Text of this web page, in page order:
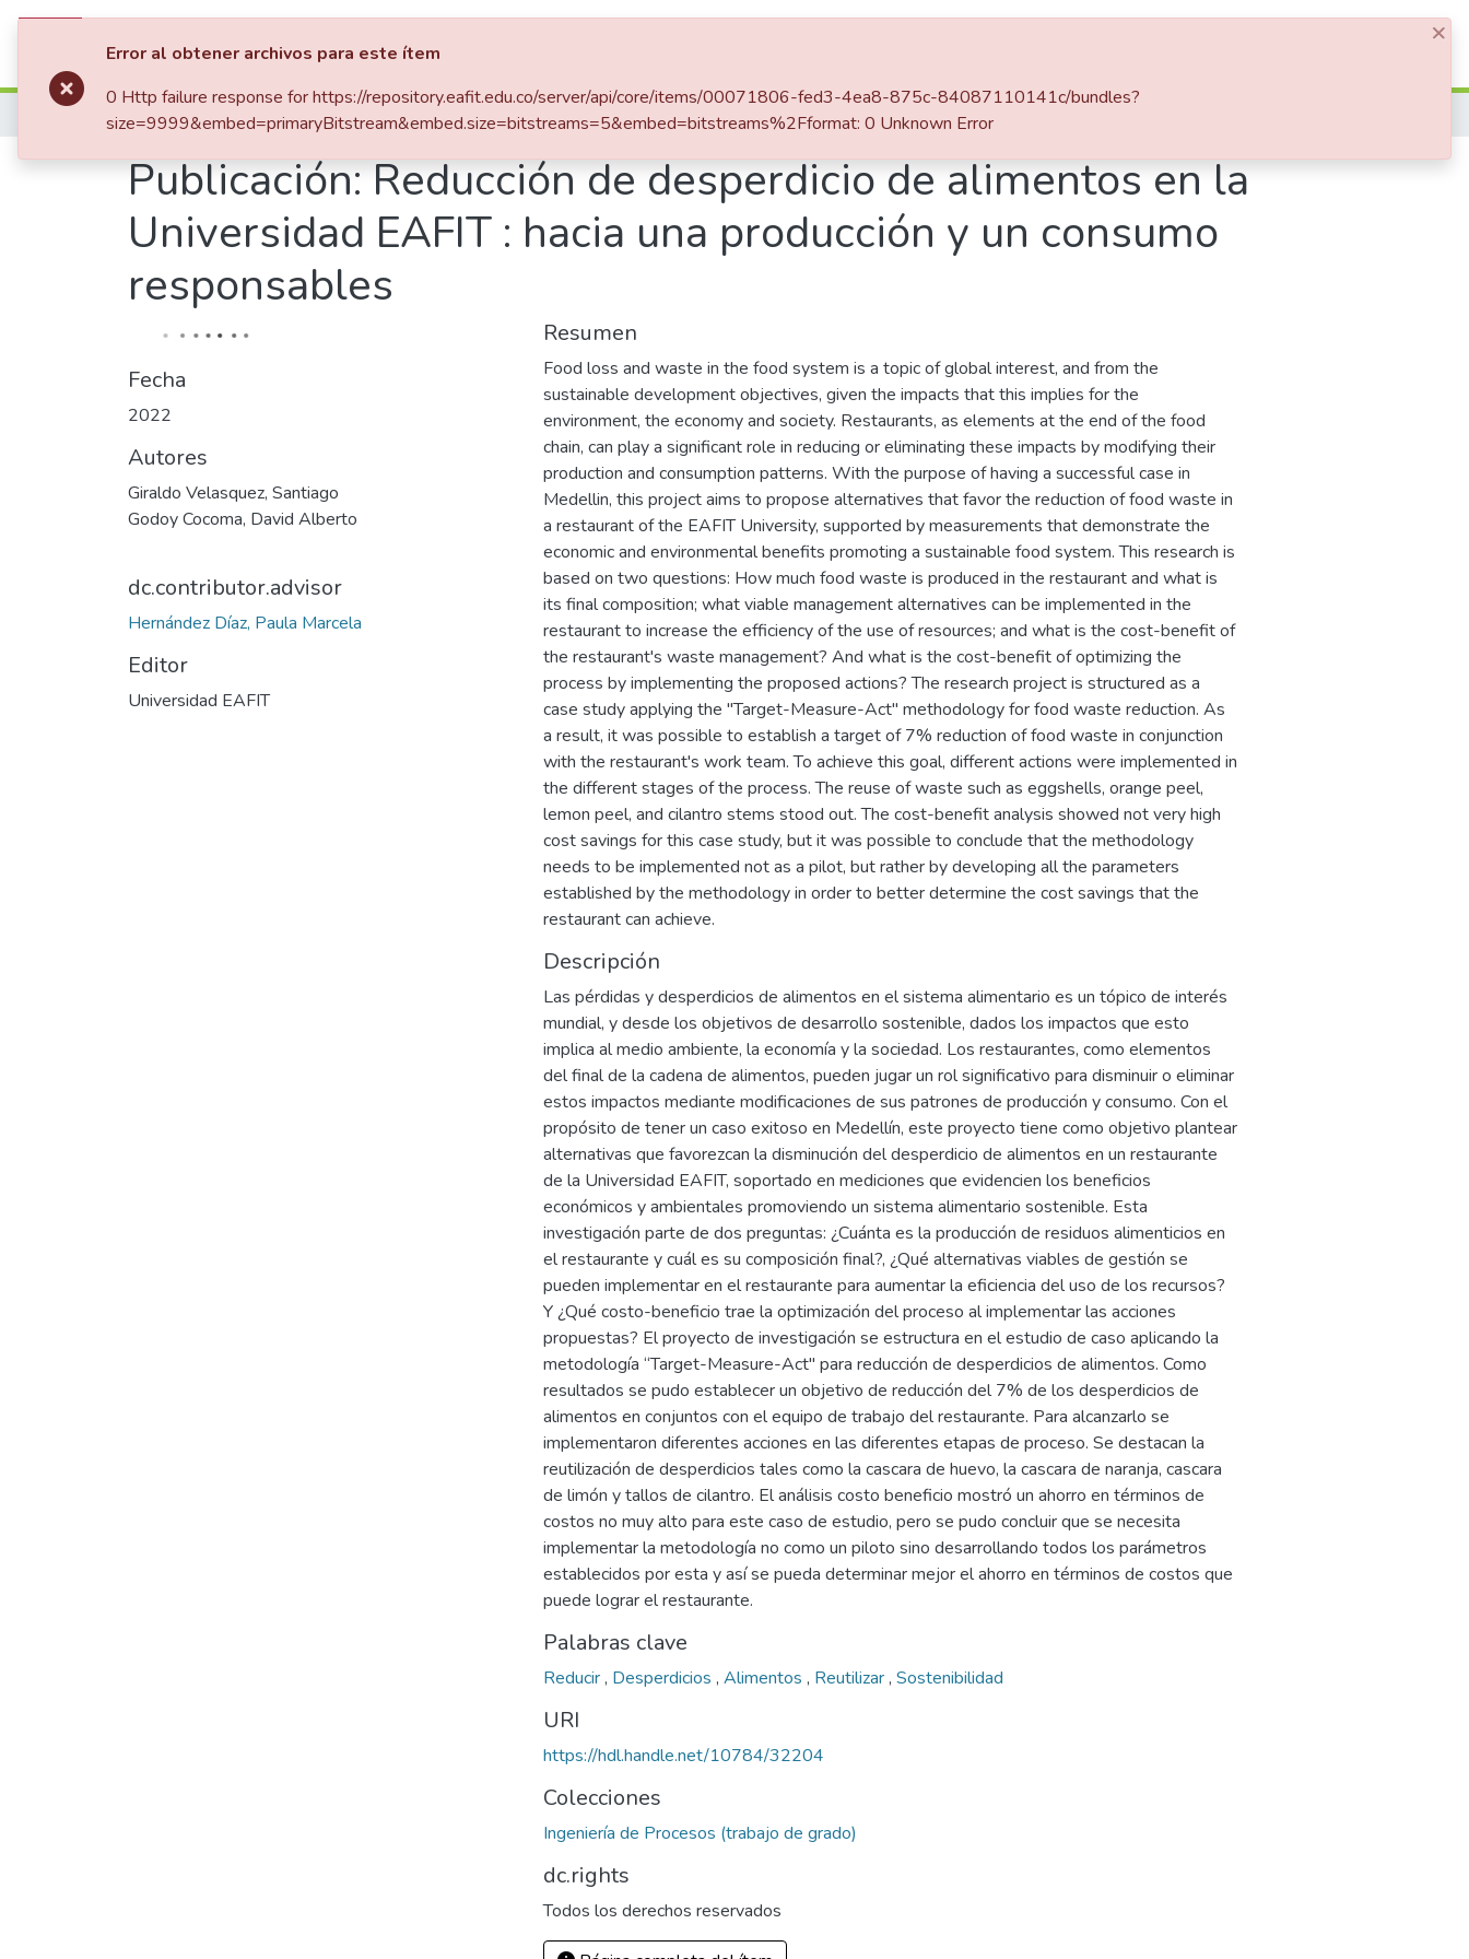
Comunidades Listar por
Inicio
Publicación:Reducción de desperdicio de alimentos en la
Universidad EAFIT : hacia una producción y un consumo
responsables
Fecha
2022
Autores
Giraldo Velasquez, Santiago
Godoy Cocoma, David Alberto
dc.contributor.advisor
Hernández Díaz, Paula Marcela
Editor
Universidad EAFIT
Resumen
Food loss and waste in the food system is a topic of global interest, and from the
sustainable development objectives, given the impacts that this implies for the
environment, the economy and society. Restaurants, as elements at the end of the food
chain, can play a significant role in reducing or eliminating these impacts by modifying their
production and consumption patterns. With the purpose of having a successful case in
Medellin, this project aims to propose alternatives that favor the reduction of food waste in
a restaurant of the EAFIT University, supported by measurements that demonstrate the
economic and environmental benefits promoting a sustainable food system. This research is
based on two questions: How much food waste is produced in the restaurant and what is
its final composition; what viable management alternatives can be implemented in the
restaurant to increase the efficiency of the use of resources; and what is the cost-benefit of
the restaurant's waste management? And what is the cost-benefit of optimizing the
process by implementing the proposed actions? The research project is structured as a
case study applying the "Target-Measure-Act" methodology for food waste reduction. As
a result, it was possible to establish a target of 7% reduction of food waste in conjunction
with the restaurant's work team. To achieve this goal, different actions were implemented in
the different stages of the process. The reuse of waste such as eggshells, orange peel,
lemon peel, and cilantro stems stood out. The cost-benefit analysis showed not very high
cost savings for this case study, but it was possible to conclude that the methodology
needs to be implemented not as a pilot, but rather by developing all the parameters
established by the methodology in order to better determine the cost savings that the
restaurant can achieve.
Descripción
Las pérdidas y desperdicios de alimentos en el sistema alimentario es un tópico de interés
mundial, y desde los objetivos de desarrollo sostenible, dados los impactos que esto
implica al medio ambiente, la economía y la sociedad. Los restaurantes, como elementos
del final de la cadena de alimentos, pueden jugar un rol significativo para disminuir o eliminar
estos impactos mediante modificaciones de sus patrones de producción y consumo. Con el
propósito de tener un caso exitoso en Medellín, este proyecto tiene como objetivo plantear
alternativas que favorezcan la disminución del desperdicio de alimentos en un restaurante
de la Universidad EAFIT, soportado en mediciones que evidencien los beneficios
económicos y ambientales promoviendo un sistema alimentario sostenible. Esta
investigación parte de dos preguntas: ¿Cuánta es la producción de residuos alimenticios en
el restaurante y cuál es su composición final?, ¿Qué alternativas viables de gestión se
pueden implementar en el restaurante para aumentar la eficiencia del uso de los recursos?
Y ¿Qué costo-beneficio trae la optimización del proceso al implementar las acciones
propuestas? El proyecto de investigación se estructura en el estudio de caso aplicando la
metodología “Target-Measure-Act" para reducción de desperdicios de alimentos. Como
resultados se pudo establecer un objetivo de reducción del 7% de los desperdicios de
alimentos en conjuntos con el equipo de trabajo del restaurante. Para alcanzarlo se
implementaron diferentes acciones en las diferentes etapas de proceso. Se destacan la
reutilización de desperdicios tales como la cascara de huevo, la cascara de naranja, cascara
de limón y tallos de cilantro. El análisis costo beneficio mostró un ahorro en términos de
costos no muy alto para este caso de estudio, pero se pudo concluir que se necesita
implementar la metodología no como un piloto sino desarrollando todos los parámetros
establecidos por esta y así se pueda determinar mejor el ahorro en términos de costos que
puede lograr el restaurante.
Palabras clave
Reducir, Desperdicios , Alimentos , Reutilizar, Sostenibilidad
URI
https://hdl.handle.net/10784/32204
Colecciones
Ingeniería de Procesos (trabajo de grado)
dc.rights
Todos los derechos reservados
×
Error al obtener archivos para este ítem
0 Http failure response for https://repository.eafit.edu.co/server/api/core/items/00071806-fed3-4ea8-875c-84087110141c/bundles?
size=9999&embed=primaryBitstream&embed.size=bitstreams=5&embed=bitstreams%2Fformat: 0 Unknown Error